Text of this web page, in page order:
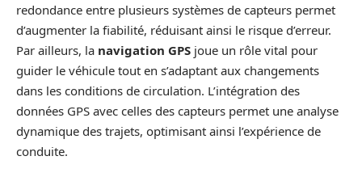
redondance entre plusieurs systèmes de capteurs permet
d’augmenter la fiabilité, réduisant ainsi le risque d’erreur.
Par ailleurs, la navigation GPS joue un rôle vital pour
guider le véhicule tout en s’adaptant aux changements
dans les conditions de circulation. L’intégration des
données GPS avec celles des capteurs permet une analyse
dynamique des trajets, optimisant ainsi l’expérience de
conduite.